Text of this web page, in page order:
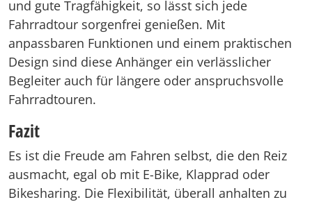
und gute Tragfähigkeit, so lässt sich jede
Fahrradtour sorgenfrei genießen. Mit
anpassbaren Funktionen und einem praktischen
Design sind diese Anhänger ein verlässlicher
Begleiter auch für längere oder anspruchsvolle
Fahrradtouren.
Fazit
Es ist die Freude am Fahren selbst, die den Reiz
ausmacht, egal ob mit E-Bike, Klapprad oder
Bikesharing. Die Flexibilität, überall anhalten zu